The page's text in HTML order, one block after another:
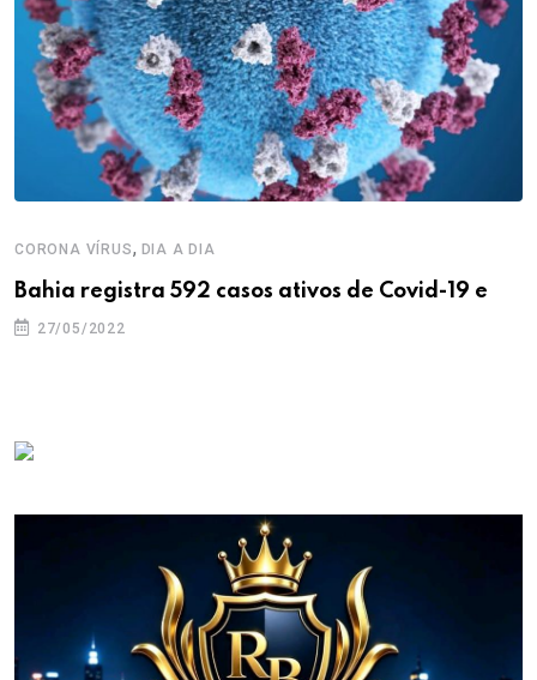
CORONA VÍRUS, DIA A DIA
Bahia registra 592 casos ativos de Covid-19 e
27/05/2022